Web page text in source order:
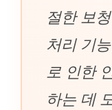
절한 보
처리 기
로 인한
하는 데